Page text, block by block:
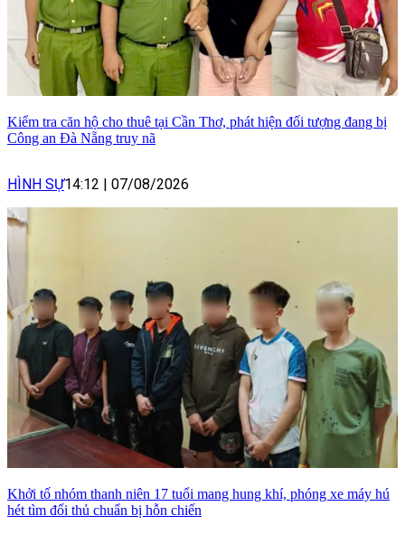
Kiểm tra căn hộ cho thuê tại Cần Thơ, phát hiện đối tượng đang bị
Công an Đà Nẵng truy nã
HÌNH SỰ14:12 | 07/08/2026
Khởi tố nhóm thanh niên 17 tuổi mang hung khí, phóng xe máy hú
hét tìm đối thủ chuẩn bị hỗn chiến